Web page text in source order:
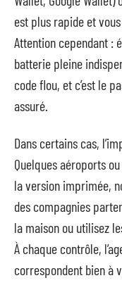
est plus rapide et
Attention cependant :
batterie pleine
code flou, et c’est le
assuré.
Dans certains cas,
Quelques aéroports
la version imprimée,
des compagnies
la maison ou utilisez
À chaque contrôle,
correspondent bien à